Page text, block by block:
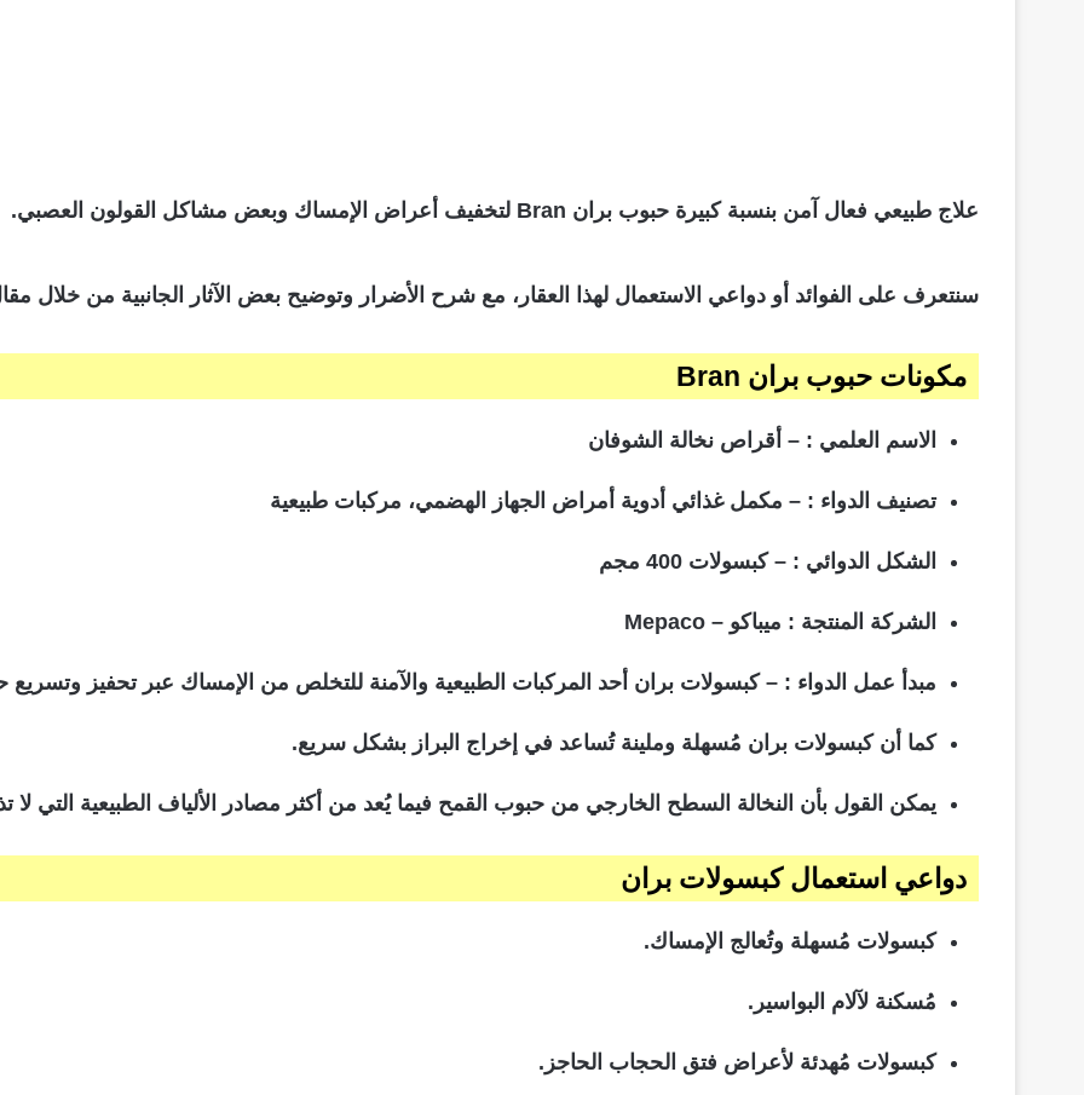
علاج طبيعي فعال آمن بنسبة كبيرة حبوب بران Bran لتخفيف أعراض الإمساك وبعض مشاكل القولون العصبي.
سنتعرف على الفوائد أو دواعي الاستعمال لهذا العقار، مع شرح الأضرار وتوضيح بعض الآثار الجانبية من خلال
مكونات حبوب بران Bran
الاسم العلمي : – أقراص نخالة الشوفان
تصنيف الدواء : – مكمل غذائي أدوية أمراض الجهاز الهضمي، مركبات طبيعية
الشكل الدوائي : – كبسولات 400 مجم
الشركة المنتجة : ميباكو – Mepaco
مبدأ عمل الدواء : – كبسولات بران أحد المركبات الطبيعية والآمنة للتخلص من الإمساك عبر تحفيز وتسريع
كما أن كبسولات بران مُسهلة وملينة تُساعد في إخراج البراز بشكل سريع.
يمكن القول بأن النخالة السطح الخارجي من حبوب القمح فيما يُعد من أكثر مصادر الألياف الطبيعية التي لا
دواعي استعمال كبسولات بران
كبسولات مُسهلة وتُعالج الإمساك.
مُسكنة لآلام البواسير.
كبسولات مُهدئة لأعراض فتق الحجاب الحاجز.